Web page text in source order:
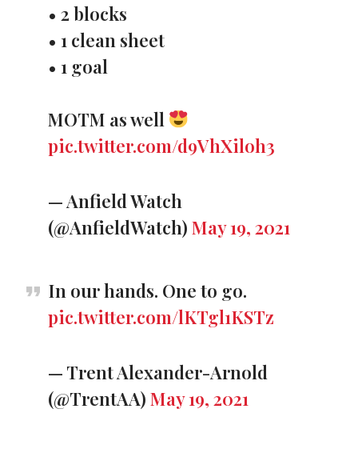
• 2 blocks⁣
• 1 clean sheet⁣
• 1 goal⁣
MOTM as well
pic.twitter.com/d9VhXiloh3
— Anfield Watch
(@AnfieldWatch) May 19, 2021
In our hands. One to go.
pic.twitter.com/lKTgl1KSTz
— Trent Alexander-Arnold
(@TrentAA) May 19, 2021